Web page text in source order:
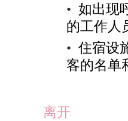
• 如出现
的工作人
• 住宿设
客的名单
离开